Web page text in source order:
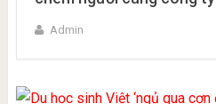
Admin